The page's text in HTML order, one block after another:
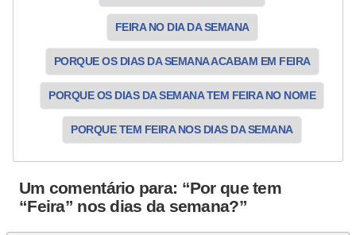
FEIRA NO DIA DA SEMANA
PORQUE OS DIAS DA SEMANA ACABAM EM FEIRA
PORQUE OS DIAS DA SEMANA TEM FEIRA NO NOME
PORQUE TEM FEIRA NOS DIAS DA SEMANA
Um comentário para: “Por que tem
“Feira” nos dias da semana?”